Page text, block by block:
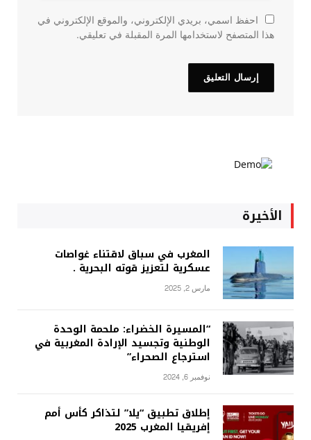
احفظ اسمي، بريدي الإلكتروني، والموقع الإلكتروني في
هذا المتصفح لاستخدامها المرة المقبلة في تعليقي.
الأخيرة
المغرب في سباق لاقتناء غواصات
عسكرية لتعزيز قوته البحرية .
مارس 2, 2025
“المسيرة الخضراء: ملحمة الوحدة
الوطنية وتجسيد الإرادة المغربية في
استرجاع الصحراء”
نوفمبر 6, 2024
إطلاق تطبيق “يلا” لتذاكر كأس أمم
إفريقيا المغرب 2025